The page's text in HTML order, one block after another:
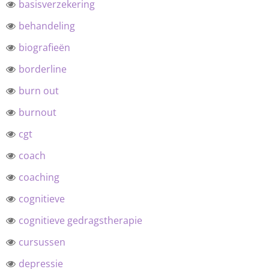
basisverzekering
behandeling
biografieën
borderline
burn out
burnout
cgt
coach
coaching
cognitieve
cognitieve gedragstherapie
cursussen
depressie